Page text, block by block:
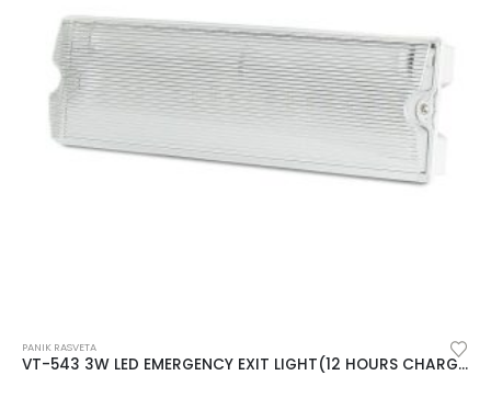
PANIK RASVETA
VT-543 3W LED EMERGENCY EXIT LIGHT(12 HOURS CHARGING)6400K IP65